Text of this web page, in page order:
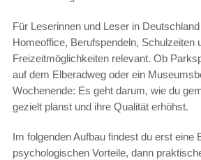
Für Leserinnen und Leser in
Homeoffice, Berufspendeln, Schulzeiten
Freizeitmöglichkeiten relevant. Ob
auf dem Elberadweg oder ein
Wochenende: Es geht darum, wie du
gezielt planst und ihre Qualität erhöhst.
Im folgenden Aufbau findest du erst eine
psychologischen Vorteile, dann